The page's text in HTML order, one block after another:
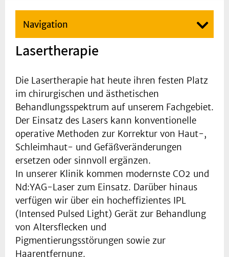
Navigation
Lasertherapie
Die Lasertherapie hat heute ihren festen Platz
im chirurgischen und ästhetischen
Behandlungsspektrum auf unserem Fachgebiet.
Der Einsatz des Lasers kann konventionelle
operative Methoden zur Korrektur von Haut-,
Schleimhaut- und Gefäßveränderungen
ersetzen oder sinnvoll ergänzen.
In unserer Klinik kommen modernste CO2 und
Nd:YAG-Laser zum Einsatz. Darüber hinaus
verfügen wir über ein hocheffizientes IPL
(Intensed Pulsed Light) Gerät zur Behandlung
von Altersflecken und
Pigmentierungsstörungen sowie zur
Haarentfernung.